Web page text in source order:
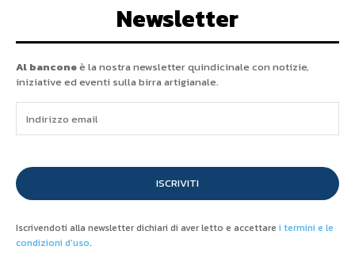
Newsletter
Al banconeè la nostra newsletter quindicinale con notizie,
iniziative ed eventi sulla birra artigianale.
ISCRIVITI
Iscrivendoti alla newsletter dichiari di aver letto e accettare i termini e le
condizioni d'uso.